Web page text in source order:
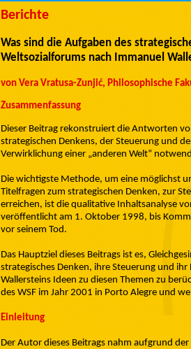
Berichte
Was sind die Aufgaben des
Weltsozialforums nach Immanuel
von Vera Vratusa-Zunjić, Philosophische
Zusammenfassung
Dieser Beitrag rekonstruiert die Antworten
strategischen Denkens, der Steuerung und
Verwirklichung einer „anderen Welt“
Die wichtigste Methode, um eine möglichst
Titelfragen zum strategischen Denken, zur
erreichen, ist die qualitative Inhaltsanalyse
veröffentlicht am 1. Oktober 1998, bis
vor seinem Tod.
Das Hauptziel dieses Beitrags ist es,
strategisches Denken, ihre Steuerung und
Wallersteins Ideen zu diesen Themen zu
des WSF im Jahr 2001 in Porto Alegre und
Einleitung
Der Autor dieses Beitrags nahm aufgrund